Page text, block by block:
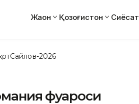
Жаҳон Қозоғистон Сиёсат
Сайлов-2026
фуқароси